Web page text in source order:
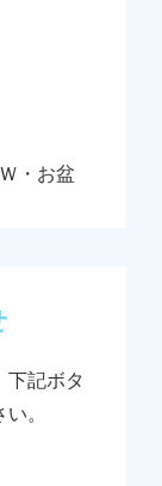
・お盆
下記ボタ
。